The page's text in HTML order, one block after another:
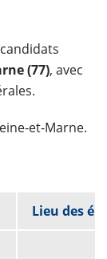
(77), avec
et-Marne.
Lieu des